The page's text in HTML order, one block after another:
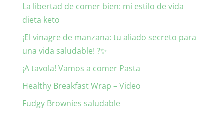
La libertad de comer bien: mi estilo de vida
dieta keto
¡El vinagre de manzana: tu aliado secreto para
una vida saludable! ?✨
¡A tavola! Vamos a comer Pasta
Healthy Breakfast Wrap – Video
Fudgy Brownies saludable